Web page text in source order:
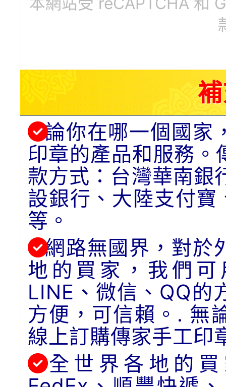
論你在哪一個國家
印章的產品和服務。
款方式：台灣華南銀
設銀行、大陸支付
等。
網路無國界，對於
地的買家，我們
LINE、微信、QQ的
方便，可信賴。. 無
線上訂購傳家手工印
全世界各地的買